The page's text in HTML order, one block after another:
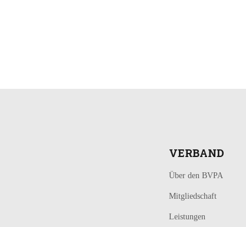
VERBAND
Über den BVPA
Mitgliedschaft
Leistungen